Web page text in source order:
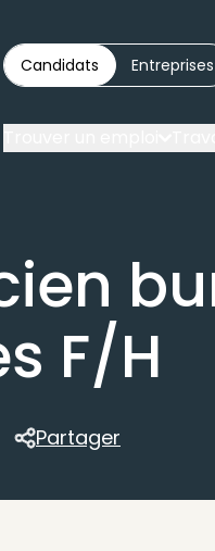
Candidats Entreprises
F/H
Partager
Partager